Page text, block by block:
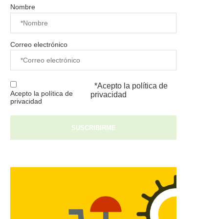
Nombre
Correo electrónico
Acepto la política de
privacidad
*Acepto la política de
privacidad